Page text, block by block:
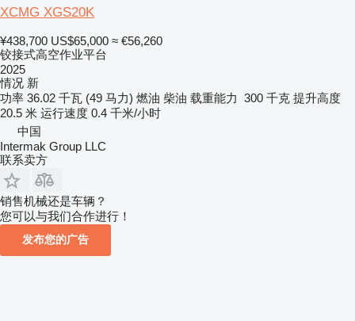
XCMG XGS20K
¥438,700 US$65,000 ≈ €56,260
铰接式高空作业平台
2025
情况 新
功率 36.02 千瓦 (49 马力) 燃油 柴油 载重能力 300 千克 提升高度
20.5 米 运行速度 0.4 千米/小时
中国
Intermak Group LLC
联系卖方
销售机械还是车辆？
您可以与我们合作进行！
发布您的广告